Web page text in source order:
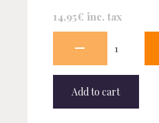
14,95€ inc. tax
Add to cart